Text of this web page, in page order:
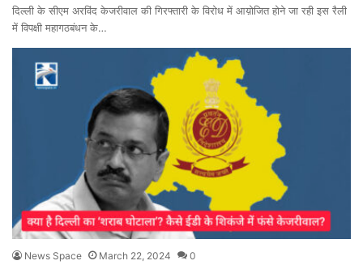
दिल्ली के सीएम अरविंद केजरीवाल की गिरफ्तारी के विरोध में आय़ोजित होने जा रही इस रैली
में विपक्षी महागठबंधन के…
News Space March 22, 2024 0